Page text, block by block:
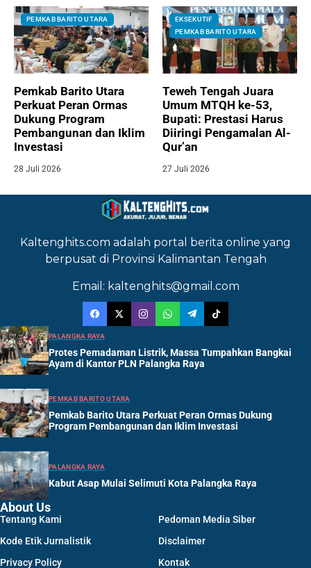
PEMKAB BARITO UTARA
Pemkab Barito Utara
Perkuat Peran Ormas
Dukung Program
Pembangunan dan Iklim
Investasi
28 Juli 2026
EKSEKUTIF
PEMKAB BARITO UTARA
Teweh Tengah Juara
Umum MTQH ke-53,
Bupati: Prestasi Harus
Diiringi Pengamalan Al-
Qur’an
27 Juli 2026
Kaltenghits.com adalah portal berita online yang
berpusat di Provinsi Kalimantan Tengah
Email: kaltenghits@gmail.com
PALANGKA RAYA
Protes Pemadaman Listrik, Massa Tumpahkan Bangkai
Ayam di Kantor PLN Palangka Raya
PEMKAB BARITO UTARA
Pemkab Barito Utara Perkuat Peran Ormas Dukung
Program Pembangunan dan Iklim Investasi
PALANGKA RAYA
Kabut Asap Mulai Selimuti Kota Palangka Raya
About Us
Tentang Kami
Pedoman Media Siber
Kode Etik Jurnalistik
Disclaimer
Privacy Policy
Kontak